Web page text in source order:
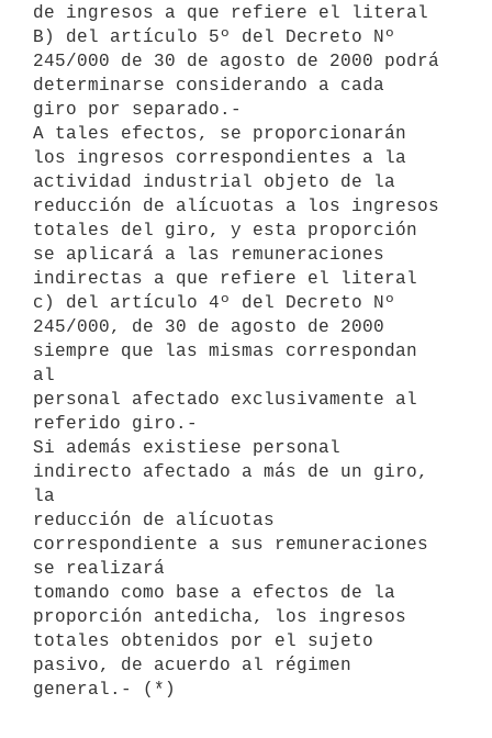
de ingresos a que refiere el literal
B) del artículo 5º del Decreto Nº
245/000 de 30 de agosto de 2000 podrá
determinarse considerando a cada
giro por separado.-
A tales efectos, se proporcionarán
los ingresos correspondientes a la
actividad industrial objeto de la
reducción de alícuotas a los ingresos
totales del giro, y esta proporción
se aplicará a las remuneraciones
indirectas a que refiere el literal
c) del artículo 4º del Decreto Nº
245/000, de 30 de agosto de 2000
siempre que las mismas correspondan
al
personal afectado exclusivamente al
referido giro.-
Si además existiese personal
indirecto afectado a más de un giro,
la
reducción de alícuotas
correspondiente a sus remuneraciones
se realizará
tomando como base a efectos de la
proporción antedicha, los ingresos
totales obtenidos por el sujeto
pasivo, de acuerdo al régimen